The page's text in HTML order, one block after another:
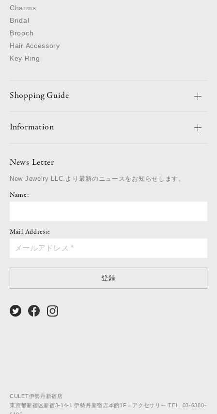
Charms
Bridal
Brooch
Hair Accessory
Key Ring
Shopping Guide
Information
News Letter
New Jewelry LLC.より最新のニュースをお知らせします。
Name:
Mail Address:
登録
CULET伊勢丹新宿店
東京都新宿区新宿3-14-1 伊勢丹新宿店本館1F＝アクセサリー TEL. 03-6380-